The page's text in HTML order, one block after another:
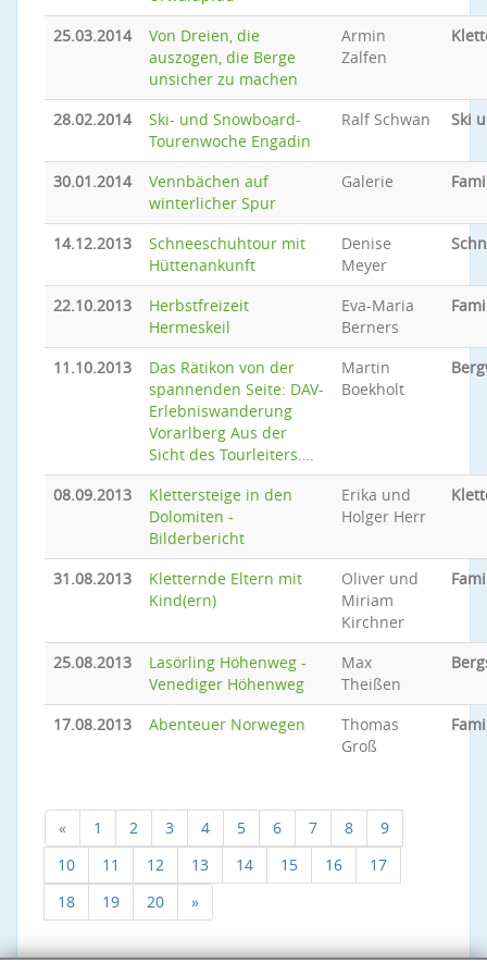
25.03.2014
Von Dreien, die
auszogen, die Berge
unsicher zu machen
Armin
Zalfen
28.02.2014
Ski- und Snowboard-
Tourenwoche Engadin
Ralf Schwan Ski
30.01.2014
Vennbächen auf
winterlicher Spur
Galerie
14.12.2013
Schneeschuhtour mit
Hüttenankunft
Denise
Meyer
22.10.2013
Herbstfreizeit
Hermeskeil
Eva-Maria
Berners
11.10.2013
Das Rätikon von der
spannenden Seite: DAV-
Erlebniswanderung
Vorarlberg Aus der
Sicht des Tourleiters….
Martin
Boekholt
08.09.2013
Klettersteige in den
Dolomiten -
Bilderbericht
Erika und
Holger Herr
31.08.2013
Kletternde Eltern mit
Kind(ern)
Oliver und
Miriam
Kirchner
25.08.2013
Lasörling Höhenweg -
Venediger Höhenweg
Max
Theißen
17.08.2013 Abenteuer Norwegen
Thomas
Groß
« 1 2 3 4 5 6 7 8
9
10
11 12 13 14 15 16
17
18
19 20 »